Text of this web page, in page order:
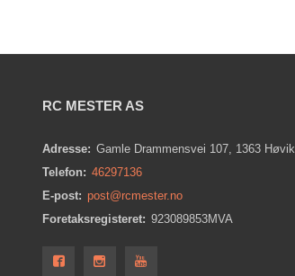
RC MESTER AS
Adresse: Gamle Drammensvei 107, 1363 Høvik
Telefon: 46297136
E-post: post@rcmester.no
Foretaksregisteret: 923089853MVA